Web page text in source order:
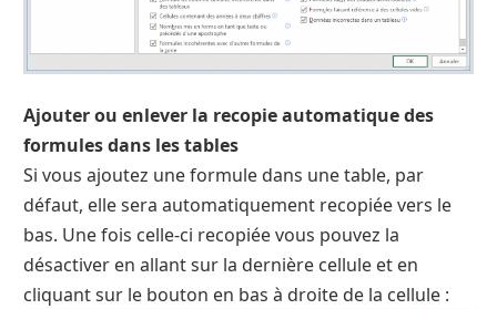
Ajouter ou enlever la recopie automatique des
formules dans les tables
Si vous ajoutez une formule dans une table, par
défaut, elle sera automatiquement recopiée vers le
bas. Une fois celle-ci recopiée vous pouvez la
désactiver en allant sur la dernière cellule et en
cliquant sur le bouton en bas à droite de la cellule :